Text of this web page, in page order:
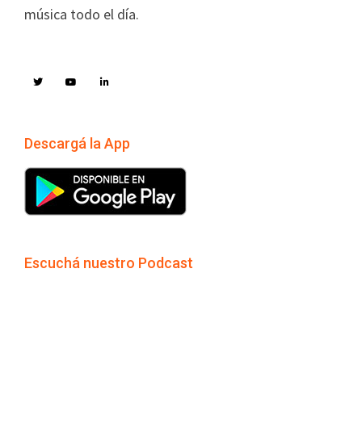
música todo el día.
Descargá la App
Escuchá nuestro Podcast